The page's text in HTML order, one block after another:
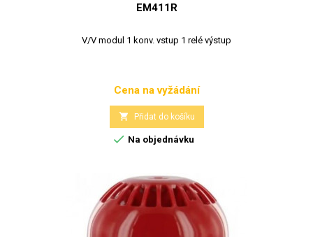
EM411R
V/V modul 1 konv. vstup 1 relé výstup
Cena
Cena na vyžádání
 Přidat do košíku
 Na objednávku